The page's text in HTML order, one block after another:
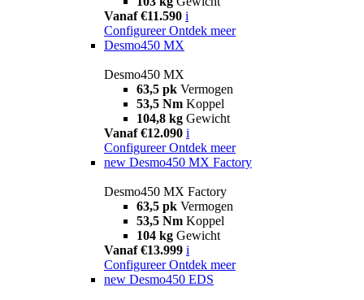
Vanaf €11.590 i
Configureer Ontdek meer
Desmo450 MX
Desmo450 MX
63,5 pk Vermogen
53,5 Nm Koppel
104,8 kg Gewicht
Vanaf €12.090 i
Configureer Ontdek meer
new Desmo450 MX Factory
Desmo450 MX Factory
63,5 pk Vermogen
53,5 Nm Koppel
104 kg Gewicht
Vanaf €13.999 i
Configureer Ontdek meer
new Desmo450 EDS